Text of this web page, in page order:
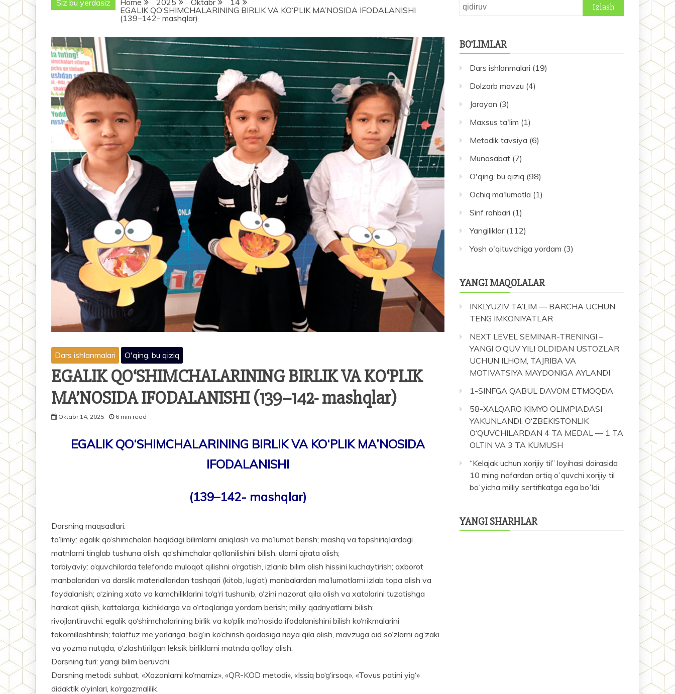
Siz bu yerdasiz Home 2025 Oktabr
14
EGALIK QO‘SHIMCHALARINING BIRLIK VA KO‘PLIK MA’NOSIDA IFODALANISHI
(139–142- mashqlar)
Dars ishlanmalari O'qing, bu qiziq
EGALIK QO‘SHIMCHALARINING BIRLIK VA KO‘PLIK
MA’NOSIDA IFODALANISHI (139–142- mashqlar)
Oktabr 14, 2025 6 min read
EGALIK QO‘SHIMCHALARINING BIRLIK VA KO‘PLIK MA’NOSIDA
IFODALANISHI
(139–142- mashqlar)
Darsning maqsadlari:
ta’limiy: egalik qo‘shimchalari haqidagi bilimlarni aniqlash va ma’lumot berish; mashq va topshiriqlardagi
matnlarni tinglab tushuna olish, qo‘shimchalar qo‘llani­lishini bilish, ularni ajrata olish;
tarbiyaviy: o‘quvchilarda telefonda muloqot qilishni o‘rgatish, izlanib bilim olish hissini kuchaytirish; axborot
manbalaridan va darslik materiallaridan tashqari (kitob, lug‘at) manbalardan ma’lumotlarni izlab topa olish va
foydalanish; o‘zining xato va kamchiliklarini to‘g‘ri tu­shunib, o‘zini nazorat qila olish va xatolarini tuzatishga
harakat qilish, kattalarga, kichiklarga va o‘rtoqlariga yordam berish; milliy qadriyatlarni bilish;
rivojlantiruvchi: egalik qo‘shimchalarining birlik va ko‘plik ma’nosida ifodalanishini bilish ko‘nikmalarini
takomillashtirish; talaffuz me’yorlariga, bo‘g‘in ko‘chirish qoidasiga rioya qila olish, mavzuga oid so‘zlarni og‘zaki
va yozma nutqda, o‘zlashtirilgan leksik birliklarni matnda qo‘llay olish.
Darsning turi: yangi bilim beruvchi.
Darsning metodi: suhbat, «Xazonlarni ko‘mamiz», «QR-KOD metodi», «Issiq bo‘g‘irsoq», «Tovus patini yig‘»
didaktik o‘yinlari, ko‘rgazmalilik.
Qidirshish:
BO’LIMLAR
Dars ishlanmalari (19)
Dolzarb mavzu (4)
Jarayon (3)
Maxsus ta'lim (1)
Metodik tavsiya (6)
Munosabat (7)
O'qing, bu qiziq (98)
Ochiq ma'lumotla (1)
Sinf rahbari (1)
Yangiliklar(112)
Yosh o'qituvchiga yordam (3)
YANGI MAQOLALAR
INKLYUZIV TA’LIM — BARCHA UCHUN
TENG IMKONIYATLAR
NEXT LEVEL SEMINAR-TRENINGI –
YANGI O‘QUV YILI OLDIDAN USTOZLAR
UCHUN ILHOM, TAJRIBA VA
MOTIVATSIYA MAYDONIGA AYLANDI
1-SINFGA QABUL DAVOM ETMOQDA
58-XALQARO KIMYO OLIMPIADASI
YAKUNLANDI: O‘ZBEKISTONLIK
O‘QUVCHILARDAN 4 TA MEDAL — 1 TA
OLTIN VA 3 TA KUMUSH
“Kelajak uchun xorijiy til” loyihasi doirasida
10 ming nafardan ortiq oʻquvchi xorijiy til
boʻyicha milliy sertifikatga ega boʻldi
YANGI SHARHLAR